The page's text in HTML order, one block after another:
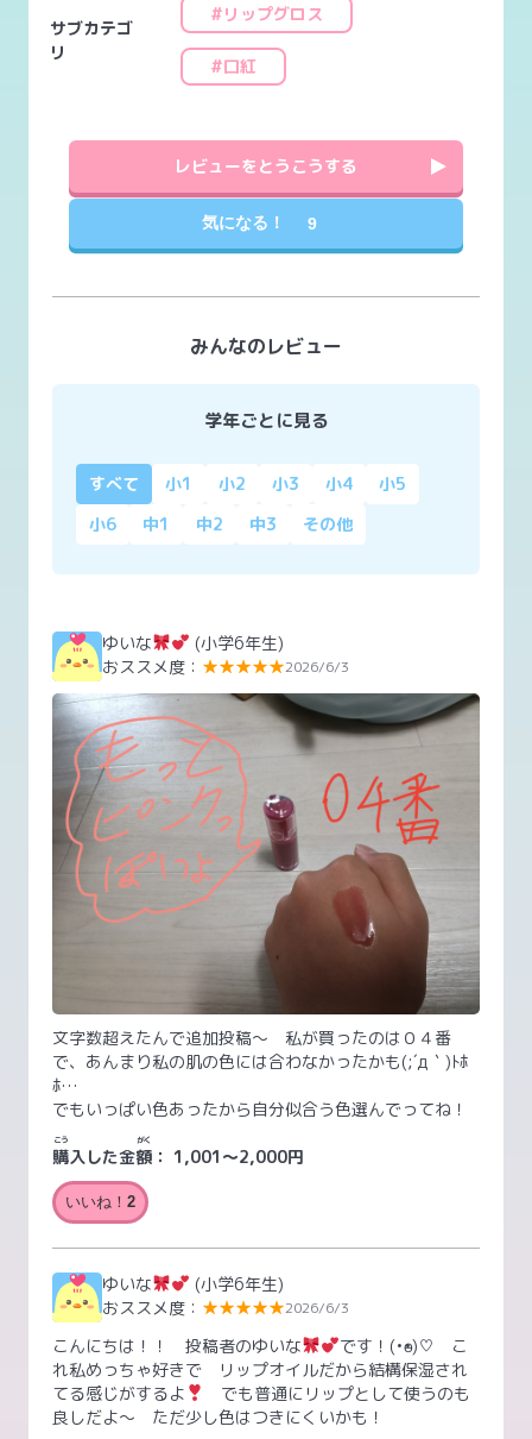
サブカテゴ
リ
#リップグロス
#口紅
レビューをとうこうする
気になる！ 9
みんなのレビュー
学年ごとに見る
すべて 小1 小2 小3 小4
小5
小6
中1 中2 中3 その他
ゆいな
(小学6年生)
おススメ度： ★★★★★2026/6/3
文字数超えたんで追加投稿〜 私が買ったのは０４番
で、あんまり私の肌の色には合わなかったかも(;´д｀)ﾄﾎ
ﾎ…
でもいっぱい色あったから自分似合う色選んでってね！
購
こう
入した金額
がく
： 1,001～2,000円
いいね！ 2
ゆいな
(小学6年生)
おススメ度： ★★★★★2026/6/3
こんにちは！！ 投稿者のゆいな
です！(•ө•)♡ こ
れ私めっちゃ好きで リップオイルだから結構保湿され
てる感じがするよ
でも普通にリップとして使うのも
良しだよ〜 ただ少し色はつきにくいかも！